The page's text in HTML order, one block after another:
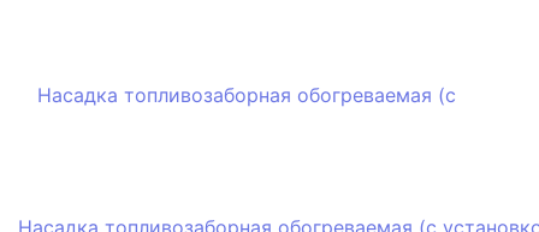
Насадка топливозаборная обогреваемая (с